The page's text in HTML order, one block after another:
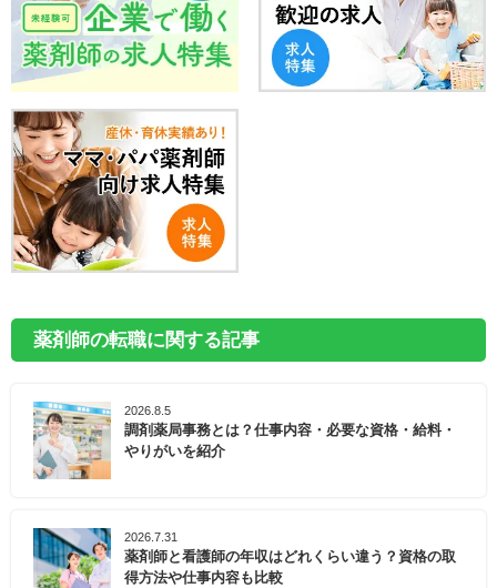
薬剤師の転職に関する記事
2026.8.5
調剤薬局事務とは？仕事内容・必要な資格・給料・
やりがいを紹介
2026.7.31
薬剤師と看護師の年収はどれくらい違う？資格の取
得方法や仕事内容も比較